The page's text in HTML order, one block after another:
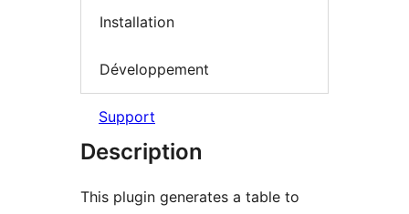
Installation
Développement
Support
Description
This plugin generates a table to